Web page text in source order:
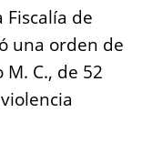
Fiscalía de
una orden de
C., de 52